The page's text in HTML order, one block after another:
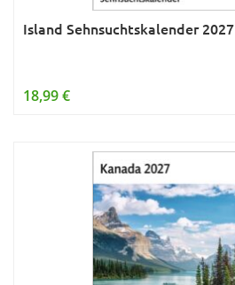
Island Sehnsuchtskalender 2027
18,99 €